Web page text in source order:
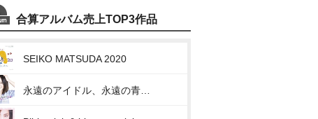
合算アルバム売上TOP3作品
SEIKO MATSUDA 2020